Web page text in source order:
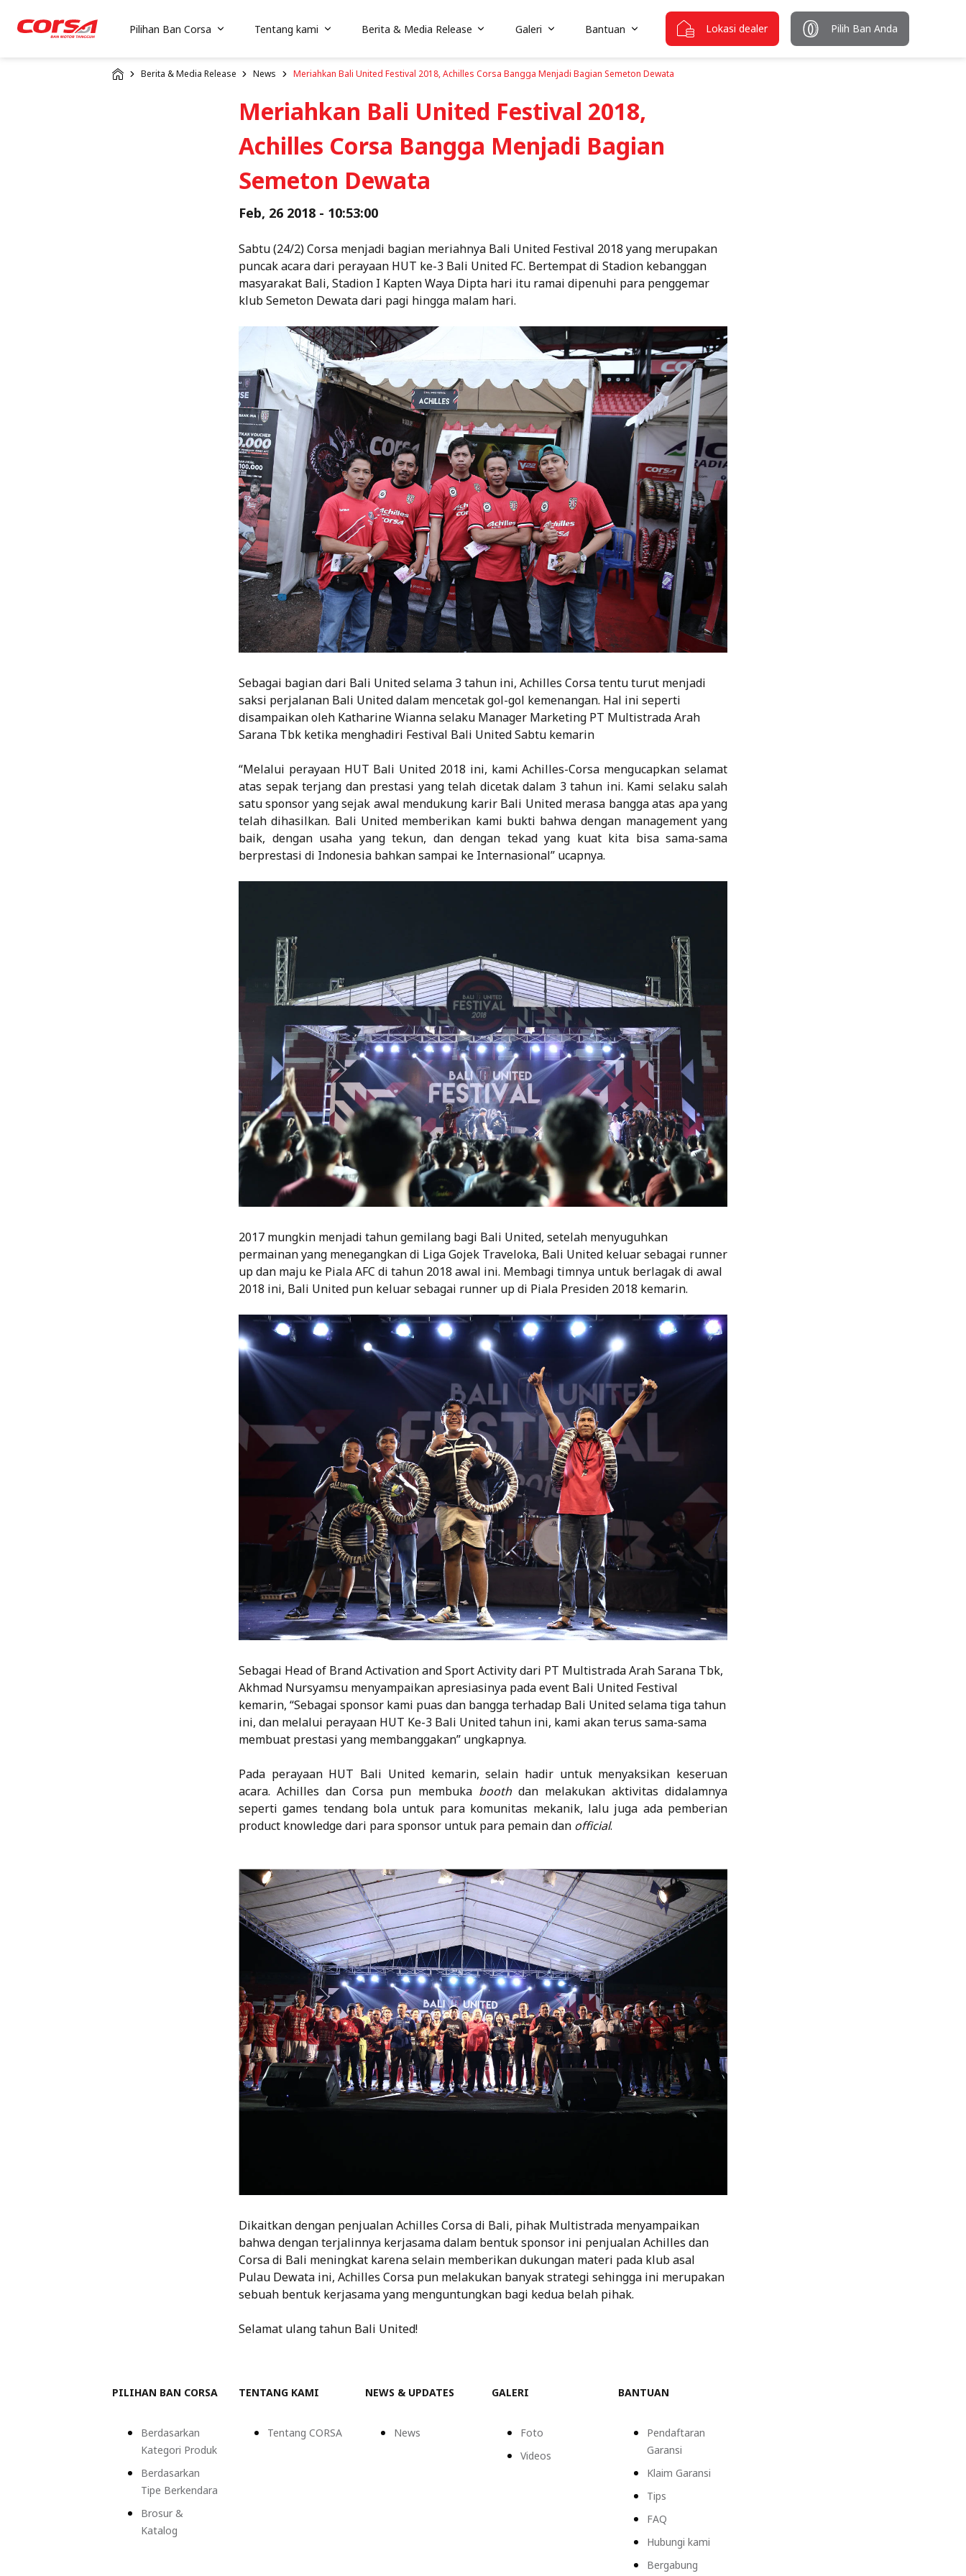
Pilihan Ban Corsa Tentang kami Berita & Media Release Galeri Bantuan Lokasi dealer Pilih Ban Anda
Berita & Media Release News Meriahkan Bali United Festival 2018, Achilles Corsa Bangga Menjadi Bagian Semeton Dewata
Meriahkan Bali United Festival 2018,
Achilles Corsa Bangga Menjadi Bagian
Semeton Dewata
Feb, 26 2018 - 10:53:00
Sabtu (24/2) Corsa menjadi bagian meriahnya Bali United Festival 2018 yang merupakan
puncak acara dari perayaan HUT ke-3 Bali United FC. Bertempat di Stadion kebanggan
masyarakat Bali, Stadion I Kapten Waya Dipta hari itu ramai dipenuhi para penggemar
klub Semeton Dewata dari pagi hingga malam hari.
Sebagai bagian dari Bali United selama 3 tahun ini, Achilles Corsa tentu turut menjadi
saksi perjalanan Bali United dalam mencetak gol-gol kemenangan. Hal ini seperti
disampaikan oleh Katharine Wianna selaku Manager Marketing PT Multistrada Arah
Sarana Tbk ketika menghadiri Festival Bali United Sabtu kemarin
“Melalui perayaan HUT Bali United 2018 ini, kami Achilles-Corsa mengucapkan selamat
atas sepak terjang dan prestasi yang telah dicetak dalam 3 tahun ini. Kami selaku salah
satu sponsor yang sejak awal mendukung karir Bali United merasa bangga atas apa yang
telah dihasilkan. Bali United memberikan kami bukti bahwa dengan management yang
baik, dengan usaha yang tekun, dan dengan tekad yang kuat kita bisa sama-sama
berprestasi di Indonesia bahkan sampai ke Internasional” ucapnya.
2017 mungkin menjadi tahun gemilang bagi Bali United, setelah menyuguhkan
permainan yang menegangkan di Liga Gojek Traveloka, Bali United keluar sebagai runner
up dan maju ke Piala AFC di tahun 2018 awal ini. Membagi timnya untuk berlagak di awal
2018 ini, Bali United pun keluar sebagai runner up di Piala Presiden 2018 kemarin.
Sebagai Head of Brand Activation and Sport Activity dari PT Multistrada Arah Sarana Tbk,
Akhmad Nursyamsu menyampaikan apresiasinya pada event Bali United Festival
kemarin, “Sebagai sponsor kami puas dan bangga terhadap Bali United selama tiga tahun
ini, dan melalui perayaan HUT Ke-3 Bali United tahun ini, kami akan terus sama-sama
membuat prestasi yang membanggakan” ungkapnya.
Pada perayaan HUT Bali United kemarin, selain hadir untuk menyaksikan keseruan
acara. Achilles dan Corsa pun membuka booth dan melakukan aktivitas didalamnya
seperti games tendang bola untuk para komunitas mekanik, lalu juga ada pemberian
product knowledge dari para sponsor untuk para pemain dan official.
Dikaitkan dengan penjualan Achilles Corsa di Bali, pihak Multistrada menyampaikan
bahwa dengan terjalinnya kerjasama dalam bentuk sponsor ini penjualan Achilles dan
Corsa di Bali meningkat karena selain memberikan dukungan materi pada klub asal
Pulau Dewata ini, Achilles Corsa pun melakukan banyak strategi sehingga ini merupakan
sebuah bentuk kerjasama yang menguntungkan bagi kedua belah pihak.
Selamat ulang tahun Bali United!
PILIHAN BAN CORSA
Berdasarkan
Kategori Produk
Berdasarkan
Tipe Berkendara
Brosur &
Katalog
TENTANG KAMI
Tentang CORSA
NEWS & UPDATES
News
GALERI
Foto
Videos
BANTUAN
Pendaftaran
Garansi
Klaim Garansi
Tips
FAQ
Hubungi kami
Bergabung